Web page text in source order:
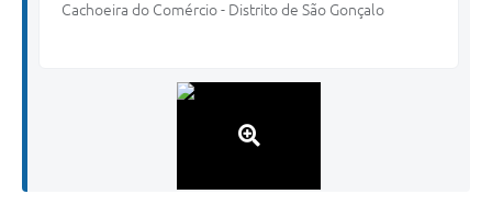
Cachoeira do Comércio - Distrito de São Gonçalo